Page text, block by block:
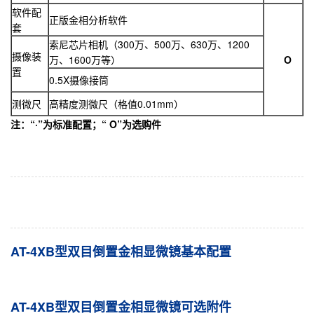
软件配
套
正版金相分析软件
O
摄像装
置
索尼芯片相机（300万、500万、630万、1200
万、1600万等）
0.5X摄像接筒
测微尺
高精度测微尺（格值0.01mm）
注：“·”为标准配置；“ O”为选购件
AT-4XB型双目倒置金相显微镜基本配置
AT-4XB型双目倒置金相显微镜可选附件